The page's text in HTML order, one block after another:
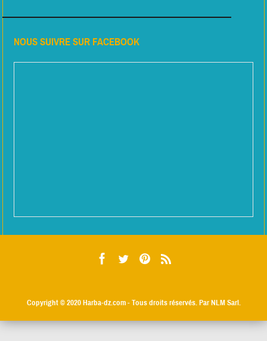
NOUS SUIVRE SUR FACEBOOK
Copyright © 2020Harba-dz.com- Tous droits réservés. Par NLM Sarl.